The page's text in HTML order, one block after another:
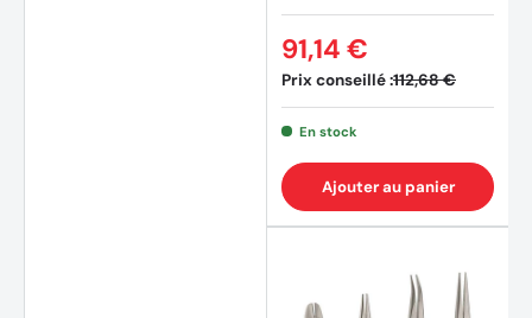
Prix conseillé :112,68 €
91,14 €
En stock
Ajouter au panier